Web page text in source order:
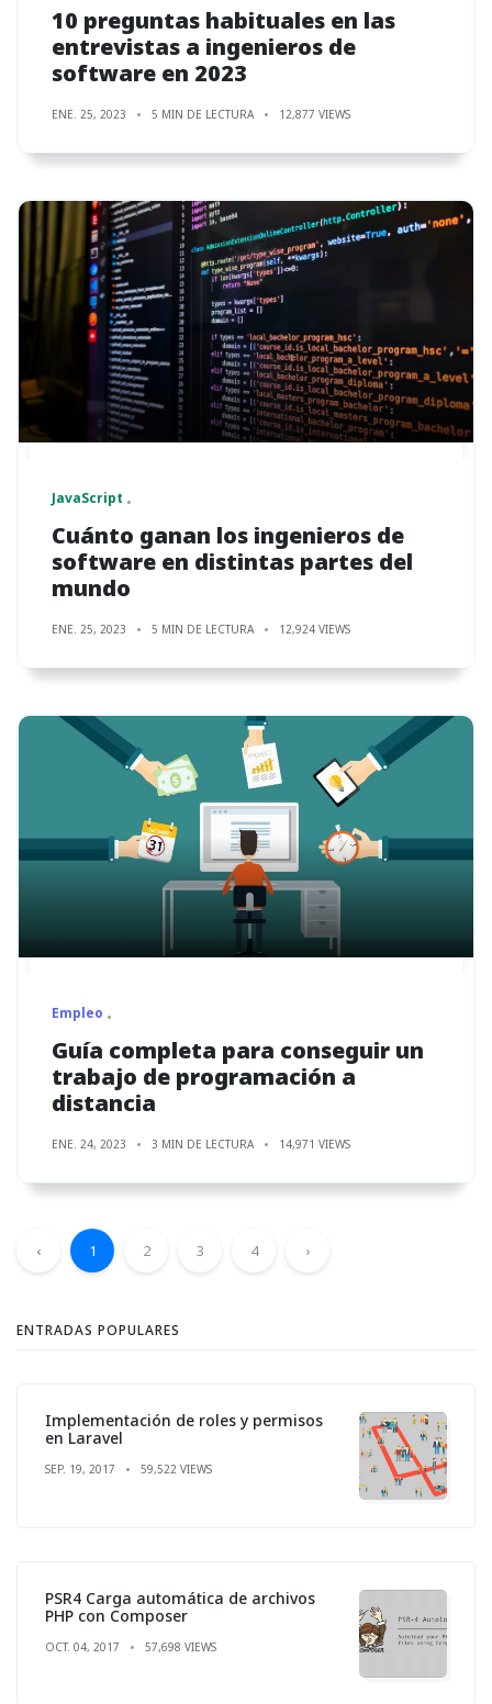
10 preguntas habituales en las
entrevistas a ingenieros de
software en 2023
ENE. 25, 2023 5 MIN DE LECTURA 12,877 VIEWS
JavaScript
Cuánto ganan los ingenieros de
software en distintas partes del
mundo
ENE. 25, 2023 5 MIN DE LECTURA 12,924 VIEWS
Empleo
Guía completa para conseguir un
trabajo de programación a
distancia
ENE. 24, 2023 3 MIN DE LECTURA 14,971 VIEWS
‹ 1 2 3 4 ›
ENTRADAS POPULARES
Implementación de roles y permisos
en Laravel
SEP. 19, 2017 59,522 VIEWS
PSR4 Carga automática de archivos
PHP con Composer
OCT. 04, 2017 57,698 VIEWS